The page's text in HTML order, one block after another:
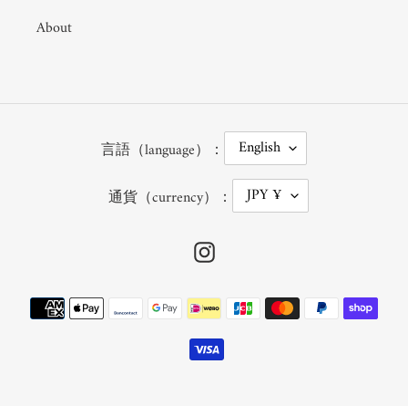
About
L
A
U
A
言語（language）： English
C
U
通貨（currency）： JPY ¥
Instagram
Payment
methods